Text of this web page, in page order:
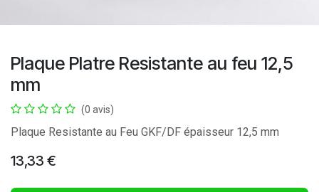
Plaque Platre Resistante au feu 12,5
mm
(0 avis)
Plaque Resistante au Feu GKF/DF épaisseur 12,5 mm
13,33 €